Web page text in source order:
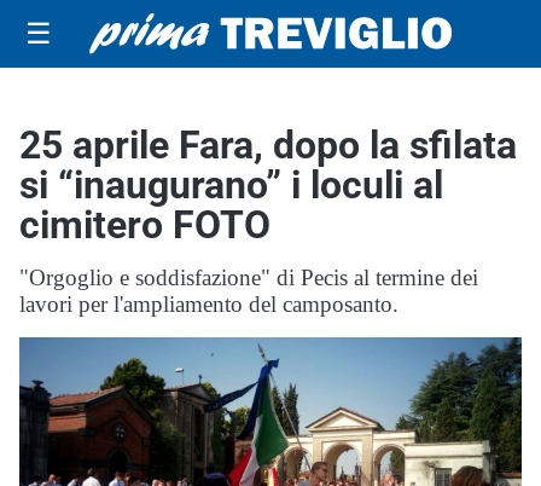
☰
25 aprile Fara, dopo la sfilata
si “inaugurano” i loculi al
cimitero FOTO
"Orgoglio e soddisfazione" di Pecis al termine dei
lavori per l'ampliamento del camposanto.